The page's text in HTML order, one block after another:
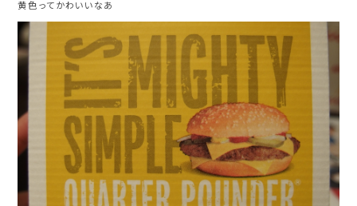
黄色ってかわいいなあ